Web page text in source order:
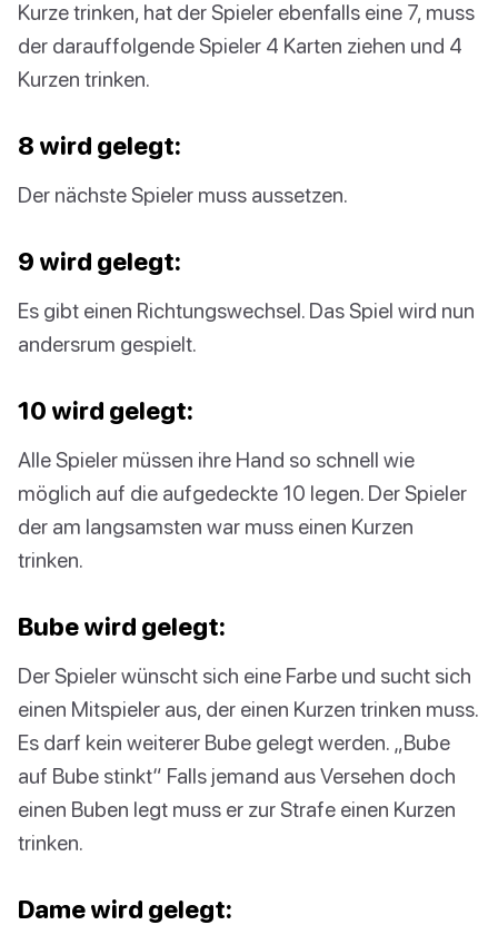
Kurze trinken, hat der Spieler ebenfalls eine 7, muss
der darauffolgende Spieler 4 Karten ziehen und 4
Kurzen trinken.
8 wird gelegt:
Der nächste Spieler muss aussetzen.
9 wird gelegt:
Es gibt einen Richtungswechsel. Das Spiel wird nun
andersrum gespielt.
10 wird gelegt:
Alle Spieler müssen ihre Hand so schnell wie
möglich auf die aufgedeckte 10 legen. Der Spieler
der am langsamsten war muss einen Kurzen
trinken.
Bube wird gelegt:
Der Spieler wünscht sich eine Farbe und sucht sich
einen Mitspieler aus, der einen Kurzen trinken muss.
Es darf kein weiterer Bube gelegt werden. „Bube
auf Bube stinkt“ Falls jemand aus Versehen doch
einen Buben legt muss er zur Strafe einen Kurzen
trinken.
Dame wird gelegt: